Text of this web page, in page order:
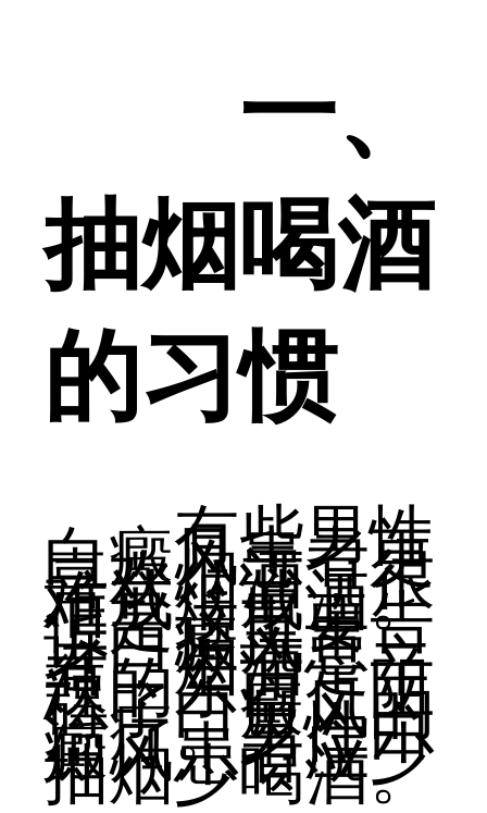
一、
抽烟喝酒
的习惯
有些男性
白癜风患者更
喜欢烟酒，很
难戒烟戒酒。
但是这里要告
诉白癜风患
者，烟酒是辛
辣的东西，阻
碍了白癜风的
治疗。男性白
癜风患者应少
抽烟少喝酒。